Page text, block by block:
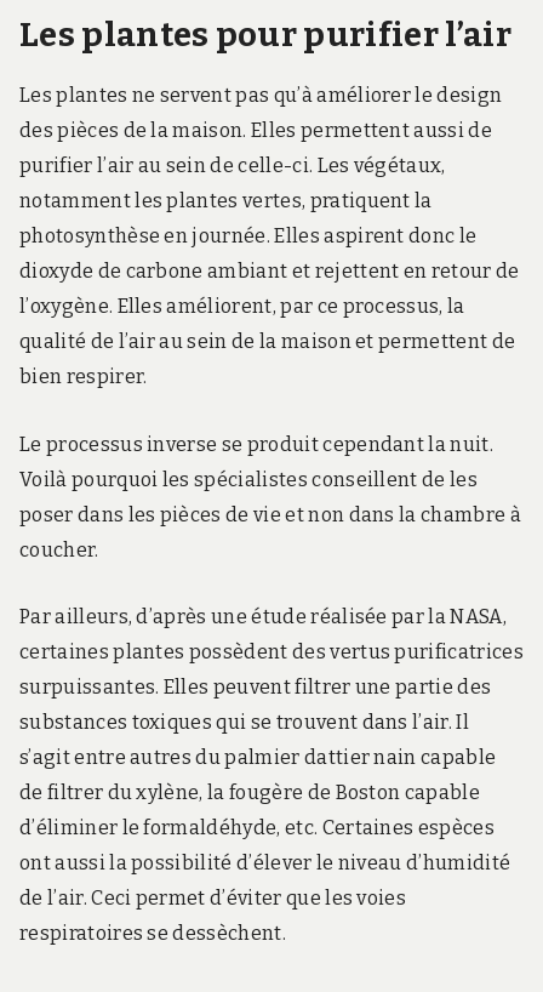
Les plantes pour purifier l’air
Les plantes ne servent pas qu’à améliorer le design
des pièces de la maison. Elles permettent aussi de
purifier l’air au sein de celle-ci. Les végétaux,
notamment les plantes vertes, pratiquent la
photosynthèse en journée. Elles aspirent donc le
dioxyde de carbone ambiant et rejettent en retour de
l’oxygène. Elles améliorent, par ce processus, la
qualité de l’air au sein de la maison et permettent de
bien respirer.
Le processus inverse se produit cependant la nuit.
Voilà pourquoi les spécialistes conseillent de les
poser dans les pièces de vie et non dans la chambre à
coucher.
Par ailleurs, d’après une étude réalisée par la NASA,
certaines plantes possèdent des vertus purificatrices
surpuissantes. Elles peuvent filtrer une partie des
substances toxiques qui se trouvent dans l’air. Il
s’agit entre autres du palmier dattier nain capable
de filtrer du xylène, la fougère de Boston capable
d’éliminer le formaldéhyde, etc. Certaines espèces
ont aussi la possibilité d’élever le niveau d’humidité
de l’air. Ceci permet d’éviter que les voies
respiratoires se dessèchent.